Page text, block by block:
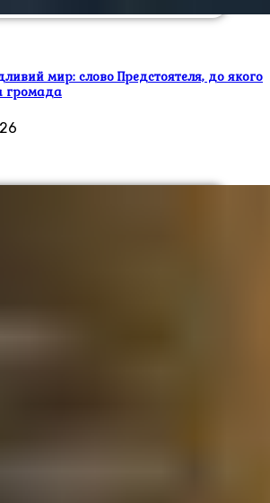
мир: слово Предстоятеля, до якого
громада